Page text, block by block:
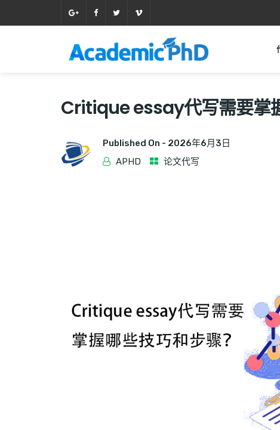
Critique essay代写需要掌
Published On - 2026年6月3日
APHD
论文代写